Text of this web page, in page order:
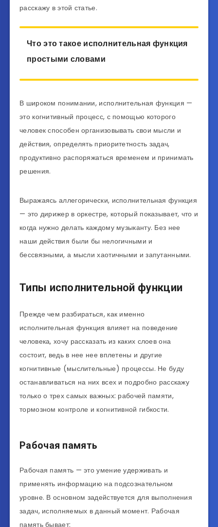
расскажу в этой статье.
Что это такое исполнительная функция
простыми словами
В широком понимании, исполнительная функция —
это когнитивный процесс, с помощью которого
человек способен организовывать свои мысли и
действия, определять приоритетность задач,
продуктивно распоряжаться временем и принимать
решения.
Выражаясь аллегорически, исполнительная функция
— это дирижер в оркестре, который показывает, что и
когда нужно делать каждому музыканту. Без нее
наши действия были бы нелогичными и
бессвязными, а мысли хаотичными и запутанными.
Типы исполнительной функции
Прежде чем разбираться, как именно
исполнительная функция влияет на поведение
человека, хочу рассказать из каких слоев она
состоит, ведь в нее нее вплетены и другие
когнитивные (мыслительные) процессы. Не буду
останавливаться на них всех и подробно расскажу
только о трех самых важных: рабочей памяти,
тормозном контроле и когнитивной гибкости.
Рабочая память
Рабочая память — это умение удерживать и
применять информацию на подсознательном
уровне. В основном задействуется для выполнения
задач, исполняемых в данный момент. Рабочая
память бывает: